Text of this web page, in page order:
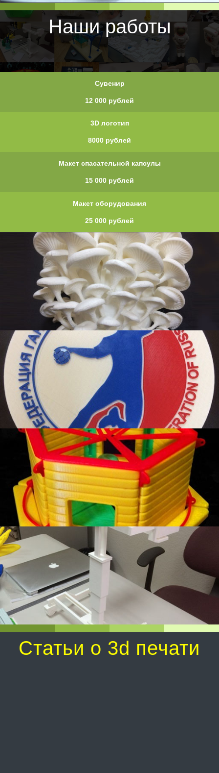
Наши работы
Сувенир
12 000 рублей
3D логотип
8000 рублей
Макет спасательной капсулы
15 000 рублей
Макет оборудования
25 000 рублей
Статьи о 3d печати